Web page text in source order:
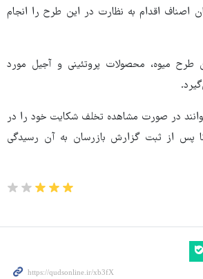
اصناف اقدام به نظارت در این طرح را انجام
طرح میوه، محصولات پروتئینی و آجیل مورد
در صورت مشاهده تخلف شکایت خود را در
کرده تا پس از ثبت گزارش بازرسان به آن رسیدگی